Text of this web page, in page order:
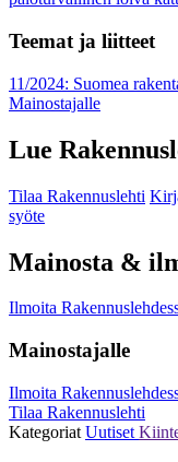
Teemat ja liitteet
11/2024: Suomea
Mainostajalle
Lue
Tilaa Rakennuslehti
syöte
Mainosta &
Ilmoita
Mainostajalle
Ilmoita
Tilaa Rakennuslehti
Kategoriat Uutiset